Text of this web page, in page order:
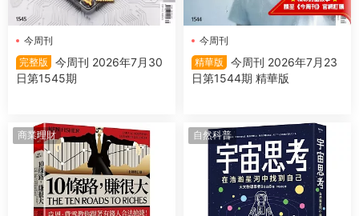
今周刊
完整版
今周刊 2026年7月30
日第1545期
今周刊
精華版
今周刊 2026年7月23
日第1544期 精華版
商業理財 自然科普